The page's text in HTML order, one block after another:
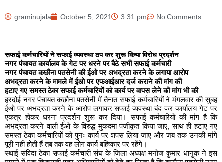
graminujala October 5, 2021 3:31 pm No Comments
सफाई कर्मचारियों ने सफाई व्यवस्था ठप कर शुरू किया विरोध प्रदर्शन
नगर पंचायत कार्यालय के गेट पर धरने पर बैठे सभी सफाई कर्मचारी
नगर पंचायत कछौना पतसेनी की ईओ पर अभद्रता करने के लगाया आरोप
अभद्रता करने के मामले में ईओ पर एफआईआर दर्ज कराने की मांग की
हटाए गए समस्त ठेका सफाई कर्मचारियों को कार्य पर वापस लेने की मांग भी की
हरदोई नगर पंचायत कछौना पतसेनी में तैनात सफाई कर्मचारियों ने मंगलवार की सुबह
ईओ पर अभद्रता करने के आरोप लगाकर सफाई व्यवस्था बंद कर कार्यालय गेट पर
एकत्र होकर धरना प्रदर्शन शुरू कर दिया। सफाई कर्मचारियों की मांग है कि
अभद्रता करने वाली ईओ के विरुद्ध मुकदमा पंजीकृत किया जाए, साथ ही हटाए गए
समस्त ठेका कर्मचारियों को पुनः कार्य पर वापस लिया जाए और जब तक उनकी मांगे
पूरी नहीं होती हैं तब तक वह लोग कार्य बहिष्कार पर रहेंगे।
स्थाई संविदा ठेका सफाई कर्मचारी संघ के जिला अध्यक्ष मनोज कुमार धानुक ने इस